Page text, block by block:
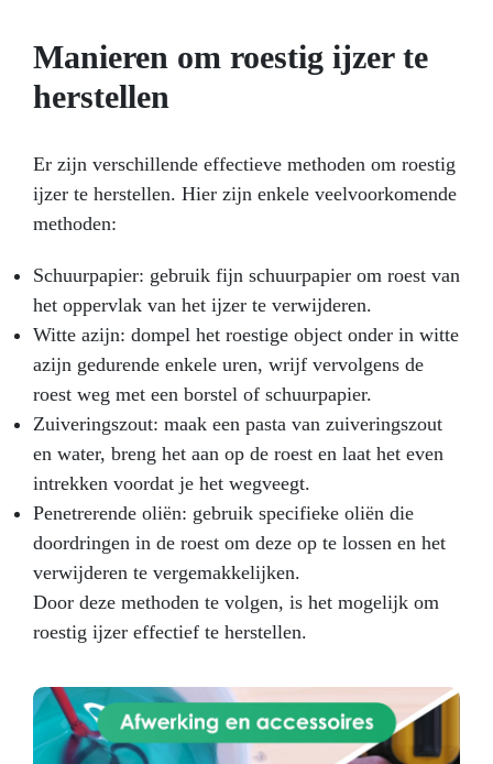
Manieren om roestig ijzer te
herstellen
Er zijn verschillende effectieve methoden om roestig
ijzer te herstellen. Hier zijn enkele veelvoorkomende
methoden:
Schuurpapier: gebruik fijn schuurpapier om roest van
het oppervlak van het ijzer te verwijderen.
Witte azijn: dompel het roestige object onder in witte
azijn gedurende enkele uren, wrijf vervolgens de
roest weg met een borstel of schuurpapier.
Zuiveringszout: maak een pasta van zuiveringszout
en water, breng het aan op de roest en laat het even
intrekken voordat je het wegveegt.
Penetrerende oliën: gebruik specifieke oliën die
doordringen in de roest om deze op te lossen en het
verwijderen te vergemakkelijken.
Door deze methoden te volgen, is het mogelijk om
roestig ijzer effectief te herstellen.